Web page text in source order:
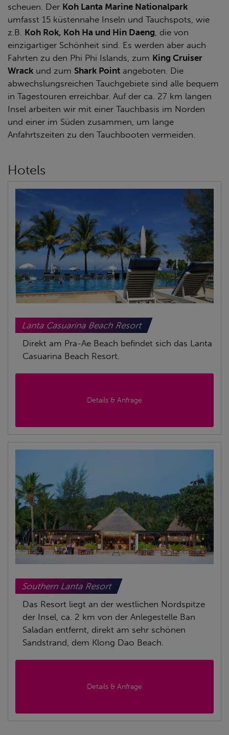
scheuen. Der Koh Lanta Marine Nationalpark
umfasst 15 küstennahe Inseln und Tauchspots, wie
z.B. Koh Rok, Koh Ha und Hin Daeng, die von
einzigartiger Schönheit sind. Es werden aber auch
Fahrten zu den Phi Phi Islands, zum King Cruiser
Wrack und zum Shark Point angeboten. Die
abwechslungsreichen Tauchgebiete sind alle bequem
in Tagestouren erreichbar. Auf der ca. 27 km langen
Insel arbeiten wir mit einer Tauchbasis im Norden
und einer im Süden zusammen, um lange
Anfahrtszeiten zu den Tauchbooten vermeiden.
Hotels
Lanta Casuarina Beach Resort
Direkt am Pra-Ae Beach befindet sich das Lanta
Casuarina Beach Resort.
Details & Anfrage
Southern Lanta Resort
Das Resort liegt an der westlichen Nordspitze
der Insel, ca. 2 km von der Anlegestelle Ban
Saladan entfernt, direkt am sehr schönen
Sandstrand, dem Klong Dao Beach.
Details & Anfrage